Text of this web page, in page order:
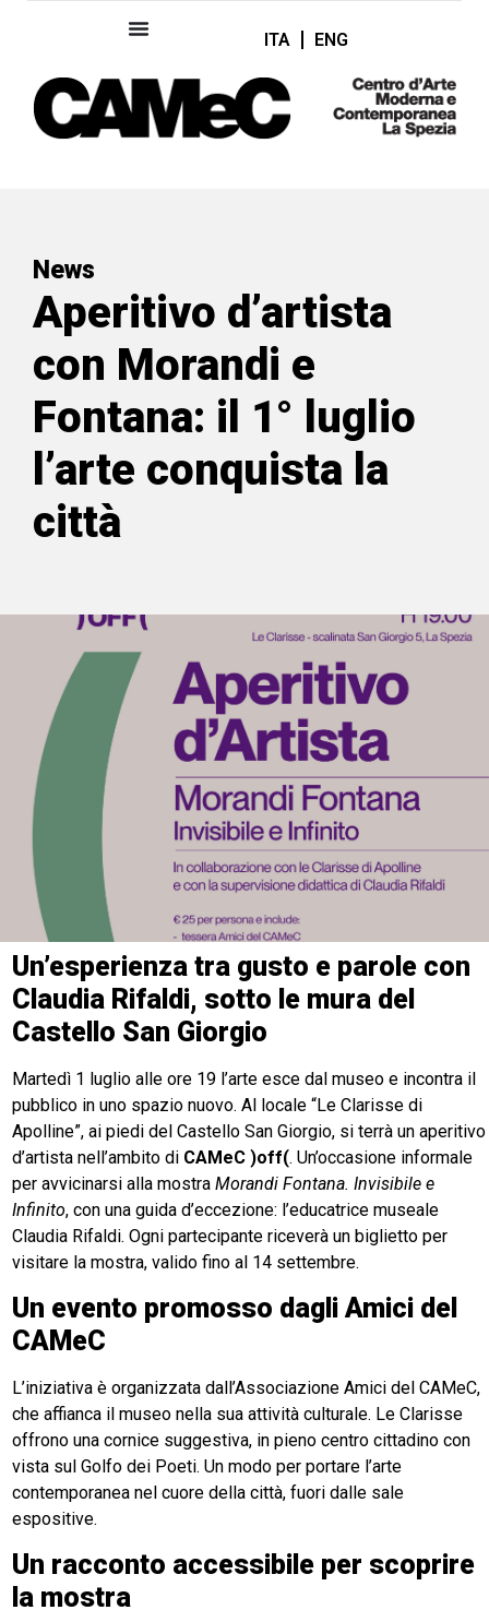
ITA ENG
News
Aperitivo d’artista
con Morandi e
Fontana: il 1° luglio
l’arte conquista la
città
Un’esperienza tra gusto e parole con
Claudia Rifaldi, sotto le mura del
Castello San Giorgio
Martedì 1 luglio alle ore 19 l’arte esce dal museo e incontra il
pubblico in uno spazio nuovo. Al locale “Le Clarisse di
Apolline”, ai piedi del Castello San Giorgio, si terrà un aperitivo
d’artista nell’ambito di CAMeC )off(. Un’occasione informale
per avvicinarsi alla mostraMorandi Fontana. Invisibile e
Infinito, con una guida d’eccezione: l’educatrice museale
Claudia Rifaldi. Ogni partecipante riceverà un biglietto per
visitare la mostra, valido fino al 14 settembre.
Un evento promosso dagli Amici del
CAMeC
L’iniziativa è organizzata dall’Associazione Amici del CAMeC,
che affianca il museo nella sua attività culturale. Le Clarisse
offrono una cornice suggestiva, in pieno centro cittadino con
vista sul Golfo dei Poeti. Un modo per portare l’arte
contemporanea nel cuore della città, fuori dalle sale
espositive.
Un racconto accessibile per scoprire
la mostra